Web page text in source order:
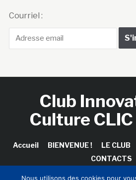
Courriel :
Club
Culture
Accueil BIENVENUE ! LE CLUB
CONTACTS
Nous utilisons des cookies pour